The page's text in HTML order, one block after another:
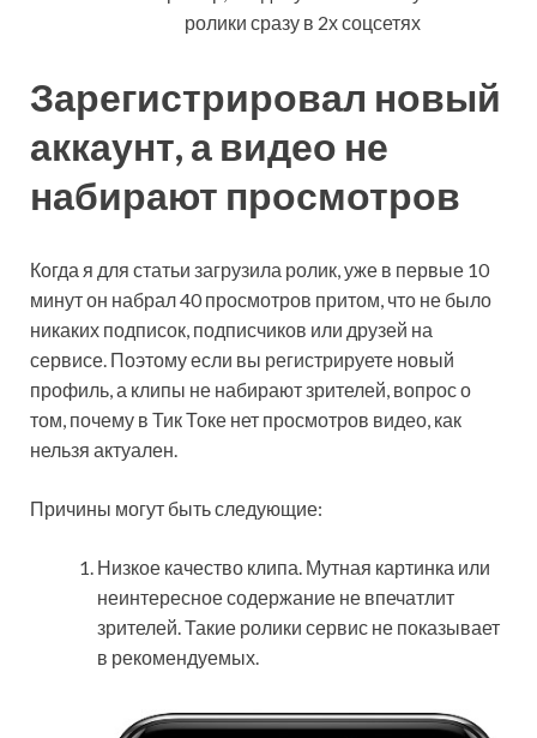
ролики сразу в 2х соцсетях
Зарегистрировал новый
аккаунт, а видео не
набирают просмотров
Когда я для статьи загрузила ролик, уже в первые 10
минут он набрал 40 просмотров притом, что не было
никаких подписок, подписчиков или друзей на
сервисе. Поэтому если вы регистрируете новый
профиль, а клипы не набирают зрителей, вопрос о
том, почему в Тик Токе нет просмотров видео, как
нельзя актуален.
Причины могут быть следующие:
Низкое качество клипа. Мутная картинка или
неинтересное содержание не впечатлит
зрителей. Такие ролики сервис не показывает
в рекомендуемых.